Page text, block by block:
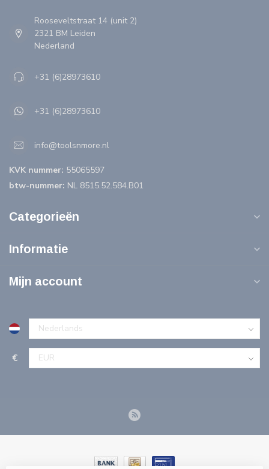
Rooseveltstraat 14 (unit 2)
2321 BM Leiden
Nederland
+31 (6)28973610
+31 (6)28973610
info@toolsnmore.nl
KVK nummer: 55065597
btw-nummer: NL 8515.52.584.B01
Categorieën
Informatie
Mijn account
€